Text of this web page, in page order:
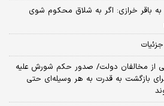
باقر خرازی: اگر به شلاق محکوم شوی
از مخالفان دولت/ صدور حکم شورش علیه
بازگشت به قدرت به هر وسیله‌ای حتی